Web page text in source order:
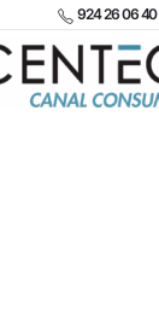
924 26 06 40